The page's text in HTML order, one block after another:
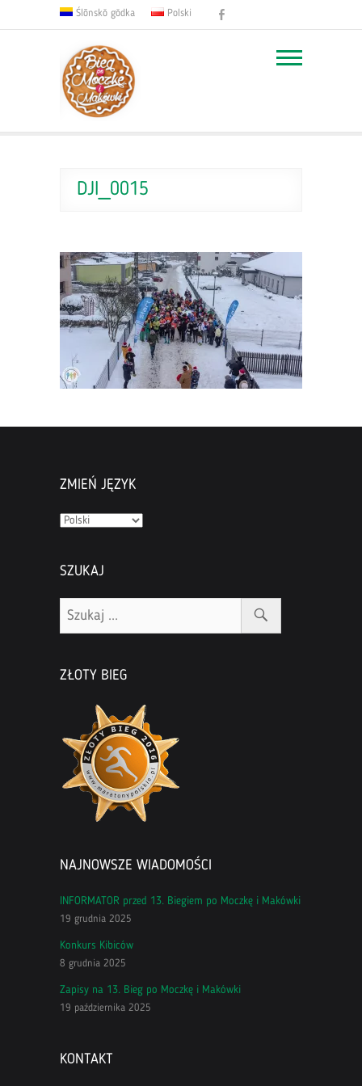
Ślōnskŏ gŏdka Polski
DJI_0015
ZMIEŃ JĘZYK
Zmień
SZUKAJ
ZŁOTY BIEG
NAJNOWSZE WIADOMOŚCI
INFORMATOR przed 13. Biegiem po Moczkę i Makówki
19 grudnia 2025
Konkurs Kibiców
8 grudnia 2025
Zapisy na 13. Bieg po Moczkę i Makówki
19 października 2025
KONTAKT